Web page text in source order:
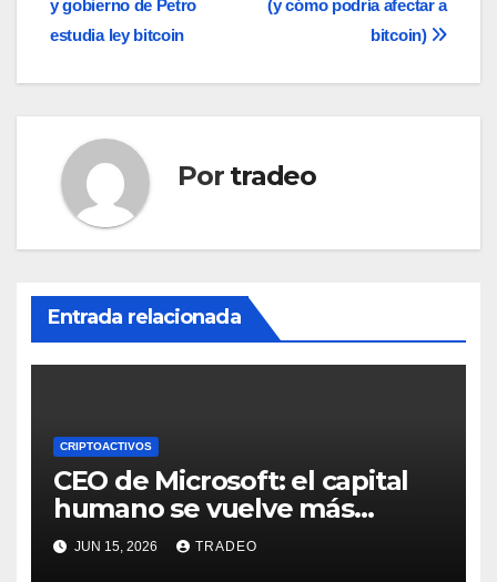
entradas
(y cómo podría afectar a
bitcoin)
y gobierno de Petro
estudia ley bitcoin
Por tradeo
Entrada relacionada
CRIPTOACTIVOS
CEO de Microsoft: el capital
humano se vuelve más
valioso a medida que crece la
IA
JUN 15, 2026 TRADEO